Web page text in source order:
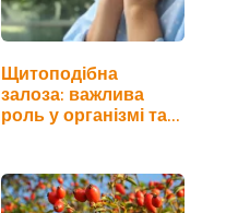
Щитоподібна
залоза: важлива
роль у організмі та…